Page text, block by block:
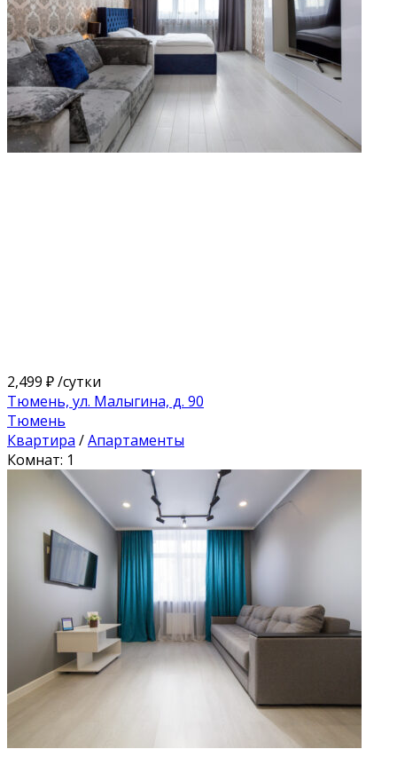
2,499 ₽/сутки
Тюмень, ул. Малыгина, д. 90
Тюмень
Квартира /Апартаменты
Комнат: 1